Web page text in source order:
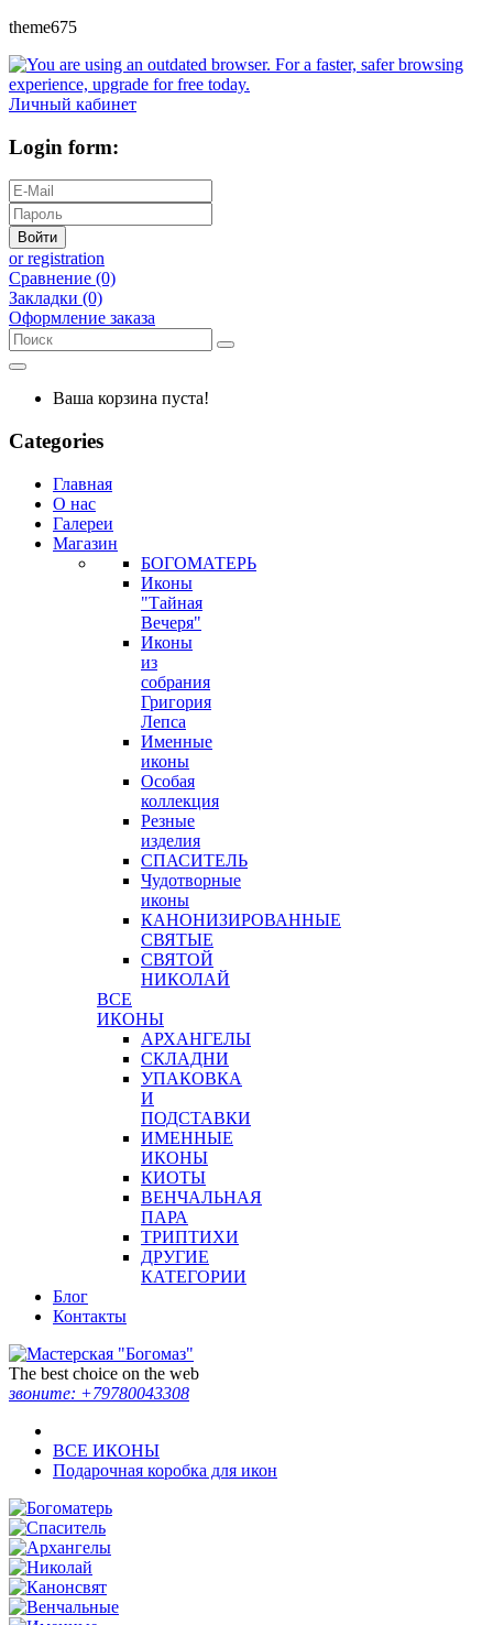
theme675
Личный кабинет
Login form:
Войти
or registration
Сравнение (0)
Закладки (0)
Оформление заказа
Ваша корзина пуста!
Categories
Главная
О нас
Галереи
Магазин
БОГОМАТЕРЬ
Иконы
"Тайная
Вечеря"
Иконы
из
собрания
Григория
Лепса
Именные
иконы
Особая
коллекция
Резные
изделия
СПАСИТЕЛЬ
Чудотворные
иконы
КАНОНИЗИРОВАННЫЕ
СВЯТЫЕ
СВЯТОЙ
НИКОЛАЙ
ВСЕ
ИКОНЫ
АРХАНГЕЛЫ
СКЛАДНИ
УПАКОВКА
И
ПОДСТАВКИ
ИМЕННЫЕ
ИКОНЫ
КИОТЫ
ВЕНЧАЛЬНАЯ
ПАРА
ТРИПТИХИ
ДРУГИЕ
КАТЕГОРИИ
Блог
Контакты
The best choice on the web
звоните: +79780043308
ВСЕ ИКОНЫ
Подарочная коробка для икон